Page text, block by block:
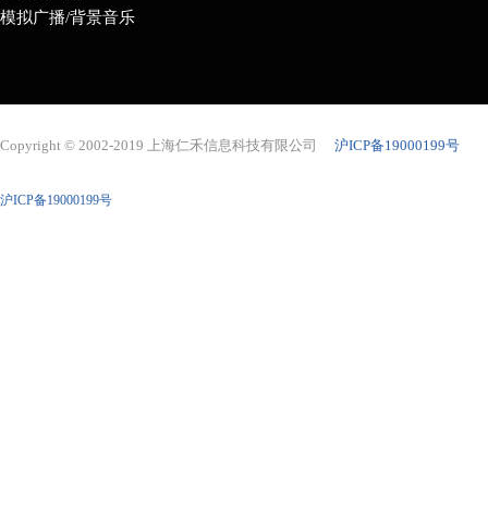
模拟广播/背景音乐
Copyright © 2002-2019 上海仁禾信息科技有限公司 沪ICP备19000199号
沪ICP备19000199号